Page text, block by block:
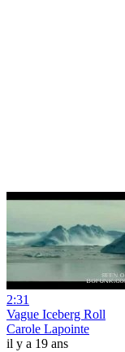
2:31
Vague Iceberg Roll
Carole Lapointe
il y a 19 ans